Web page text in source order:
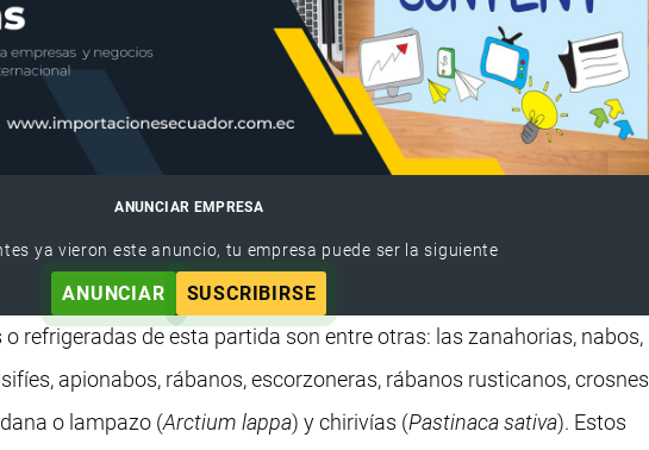
ANUNCIAR EMPRESA
ya vieron este anuncio, tu empresa puede ser la siguiente
ANUNCIAR SUSCRIBIRSE
refrigeradas de esta partida son entre otras: las zanahorias, nabos,
apionabos, rábanos, escorzoneras, rábanos rusticanos, crosnes
o lampazo (Arctium lappa) y chirivías (Pastinaca sativa). Estos